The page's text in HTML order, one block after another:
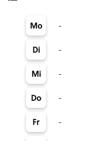
Mo -
Di -
Mi -
Do -
Fr -